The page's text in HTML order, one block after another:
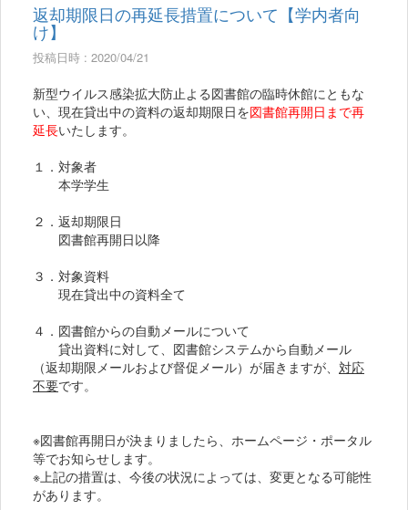
返却期限日の再延長措置について【学内者向
け】
投稿日時 : 2020/04/21
新型ウイルス感染拡大防止よる図書館の臨時休館にともな
い、現在貸出中の資料の返却期限日を図書館再開日まで再
延長いたします。
１．対象者
本学学生
２．返却期限日
図書館再開日以降
３．対象資料
現在貸出中の資料全て
４．図書館からの自動メールについて
貸出資料に対して、図書館システムから自動メール
（返却期限メールおよび督促メール）が届きますが、 対応
不要です。
※図書館再開日が決まりましたら、ホームページ・ポータル
等でお知らせします。
※上記の措置は、今後の状況によっては、変更となる可能性
があります。